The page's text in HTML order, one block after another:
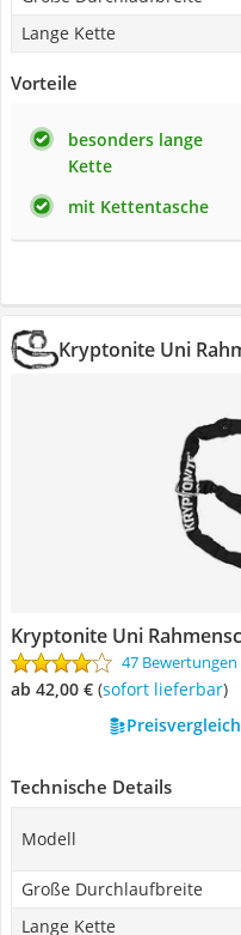
Lange Kette
Vorteile
besonders lange
Kette
mit Kettentasche
Kryptonite Uni
Kryptonite Uni
47 Bewertungen
ab 42,00 € ( Sofort lieferbar)
Technische Details
Modell
Große Durchlaufbreite
Lange Kette